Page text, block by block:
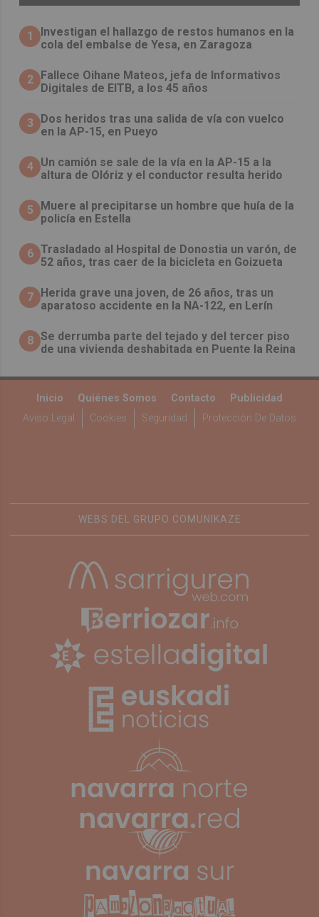
1
Investigan el hallazgo de restos humanos en la
cola del embalse de Yesa, en Zaragoza
2 Fallece Oihane Mateos, jefa de Informativos
Digitales de EITB, a los 45 años
3
Dos heridos tras una salida de vía con vuelco
en la AP-15, en Pueyo
4 Un camión se sale de la vía en la AP-15 a la
altura de Olóriz y el conductor resulta herido
5
Muere al precipitarse un hombre que huía de la
policía en Estella
6 Trasladado al Hospital de Donostia un varón, de
52 años, tras caer de la bicicleta en Goizueta
7 Herida grave una joven, de 26 años, tras un
aparatoso accidente en la NA-122, en Lerín
8 Se derrumba parte del tejado y del tercer piso
de una vivienda deshabitada en Puente la Reina
Inicio Quiénes Somos Contacto
Publicidad
Aviso Legal
Cookies Seguridad Protección De Datos
WEBS DEL GRUPO COMUNIKAZE